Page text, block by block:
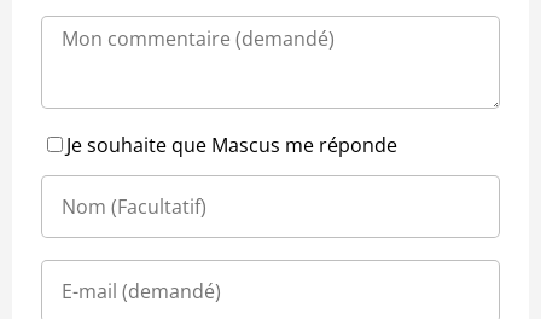
Je souhaite que Mascus me réponde